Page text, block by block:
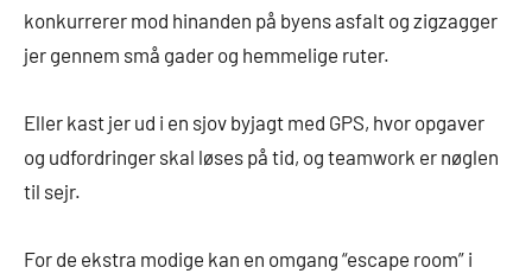
konkurrerer mod hinanden på byens asfalt og zigzagger
jer gennem små gader og hemmelige ruter.
Eller kast jer ud i en sjov byjagt med GPS, hvor opgaver
og udfordringer skal løses på tid, og teamwork er nøglen
til sejr.
For de ekstra modige kan en omgang “escape room” i